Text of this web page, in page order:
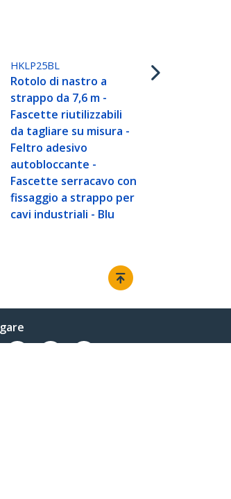
HKLP25BL
Rotolo di nastro a
strappo da 7,6 m -
Fascette riutilizzabili
da tagliare su misura -
Feltro adesivo
autobloccante -
Fascette serracavo con
fissaggio a strappo per
cavi industriali - Blu